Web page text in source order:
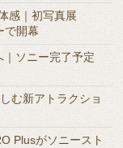
感｜初写真展
で開幕
ソニー完了予定
む新アトラクショ
Plusがソニースト